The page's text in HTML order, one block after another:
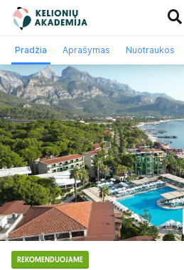
Paskutinė
minutė
Pažintinės
kelionės
REKOMENDUOJAME
Pradžia Aprašymas Nuotraukos